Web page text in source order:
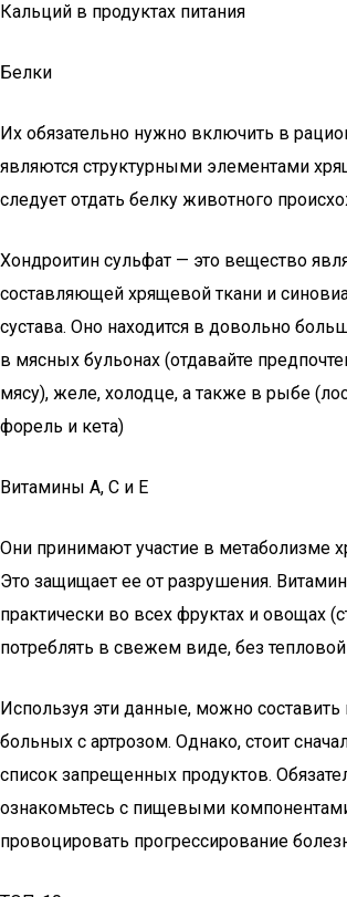
Кальций в продуктах питания
Белки
Их обязательно нужно включить в
являются структурными элементами
следует отдать белку животного
Хондроитин сульфат — это вещество
составляющей хрящевой ткани и
сустава. Оно находится в довольно
в мясных бульонах (отдавайте
мясу), желе, холодце, а также в рыбе
форель и кета)
Витамины А, С и Е
Они принимают участие в метаболизме
Это защищает ее от разрушения.
практически во всех фруктах и овощах
потреблять в свежем виде, без тепловой
Используя эти данные, можно
больных с артрозом. Однако, стоит
список запрещенных продуктов.
ознакомьтесь с пищевыми
провоцировать прогрессирование